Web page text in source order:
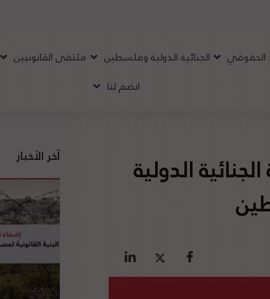
الحقوقي الجنائية الدولية وفلسطين ملتقى القانونيين
انضم لنا
الدولية
آخر الأخبار